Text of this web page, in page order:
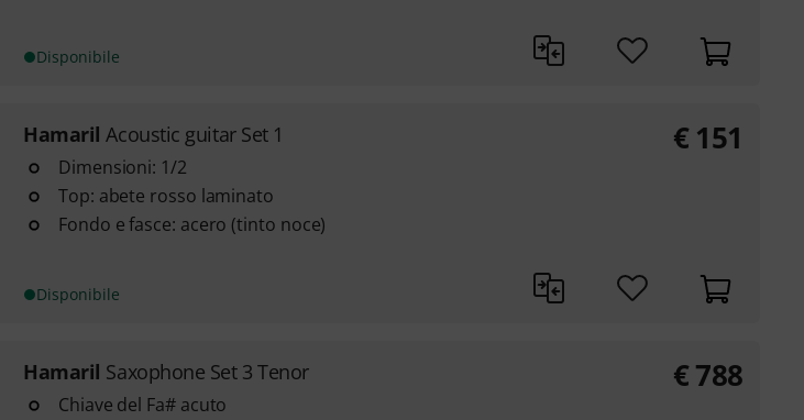
Disponibile
Hamaril Acoustic guitar Set 1
Dimensioni: 1/2
Top: abete rosso laminato
Fondo e fasce: acero (tinto noce)
Disponibile
€ 151
Hamaril Saxophone Set 3 Tenor
Chiave del Fa# acuto
€788